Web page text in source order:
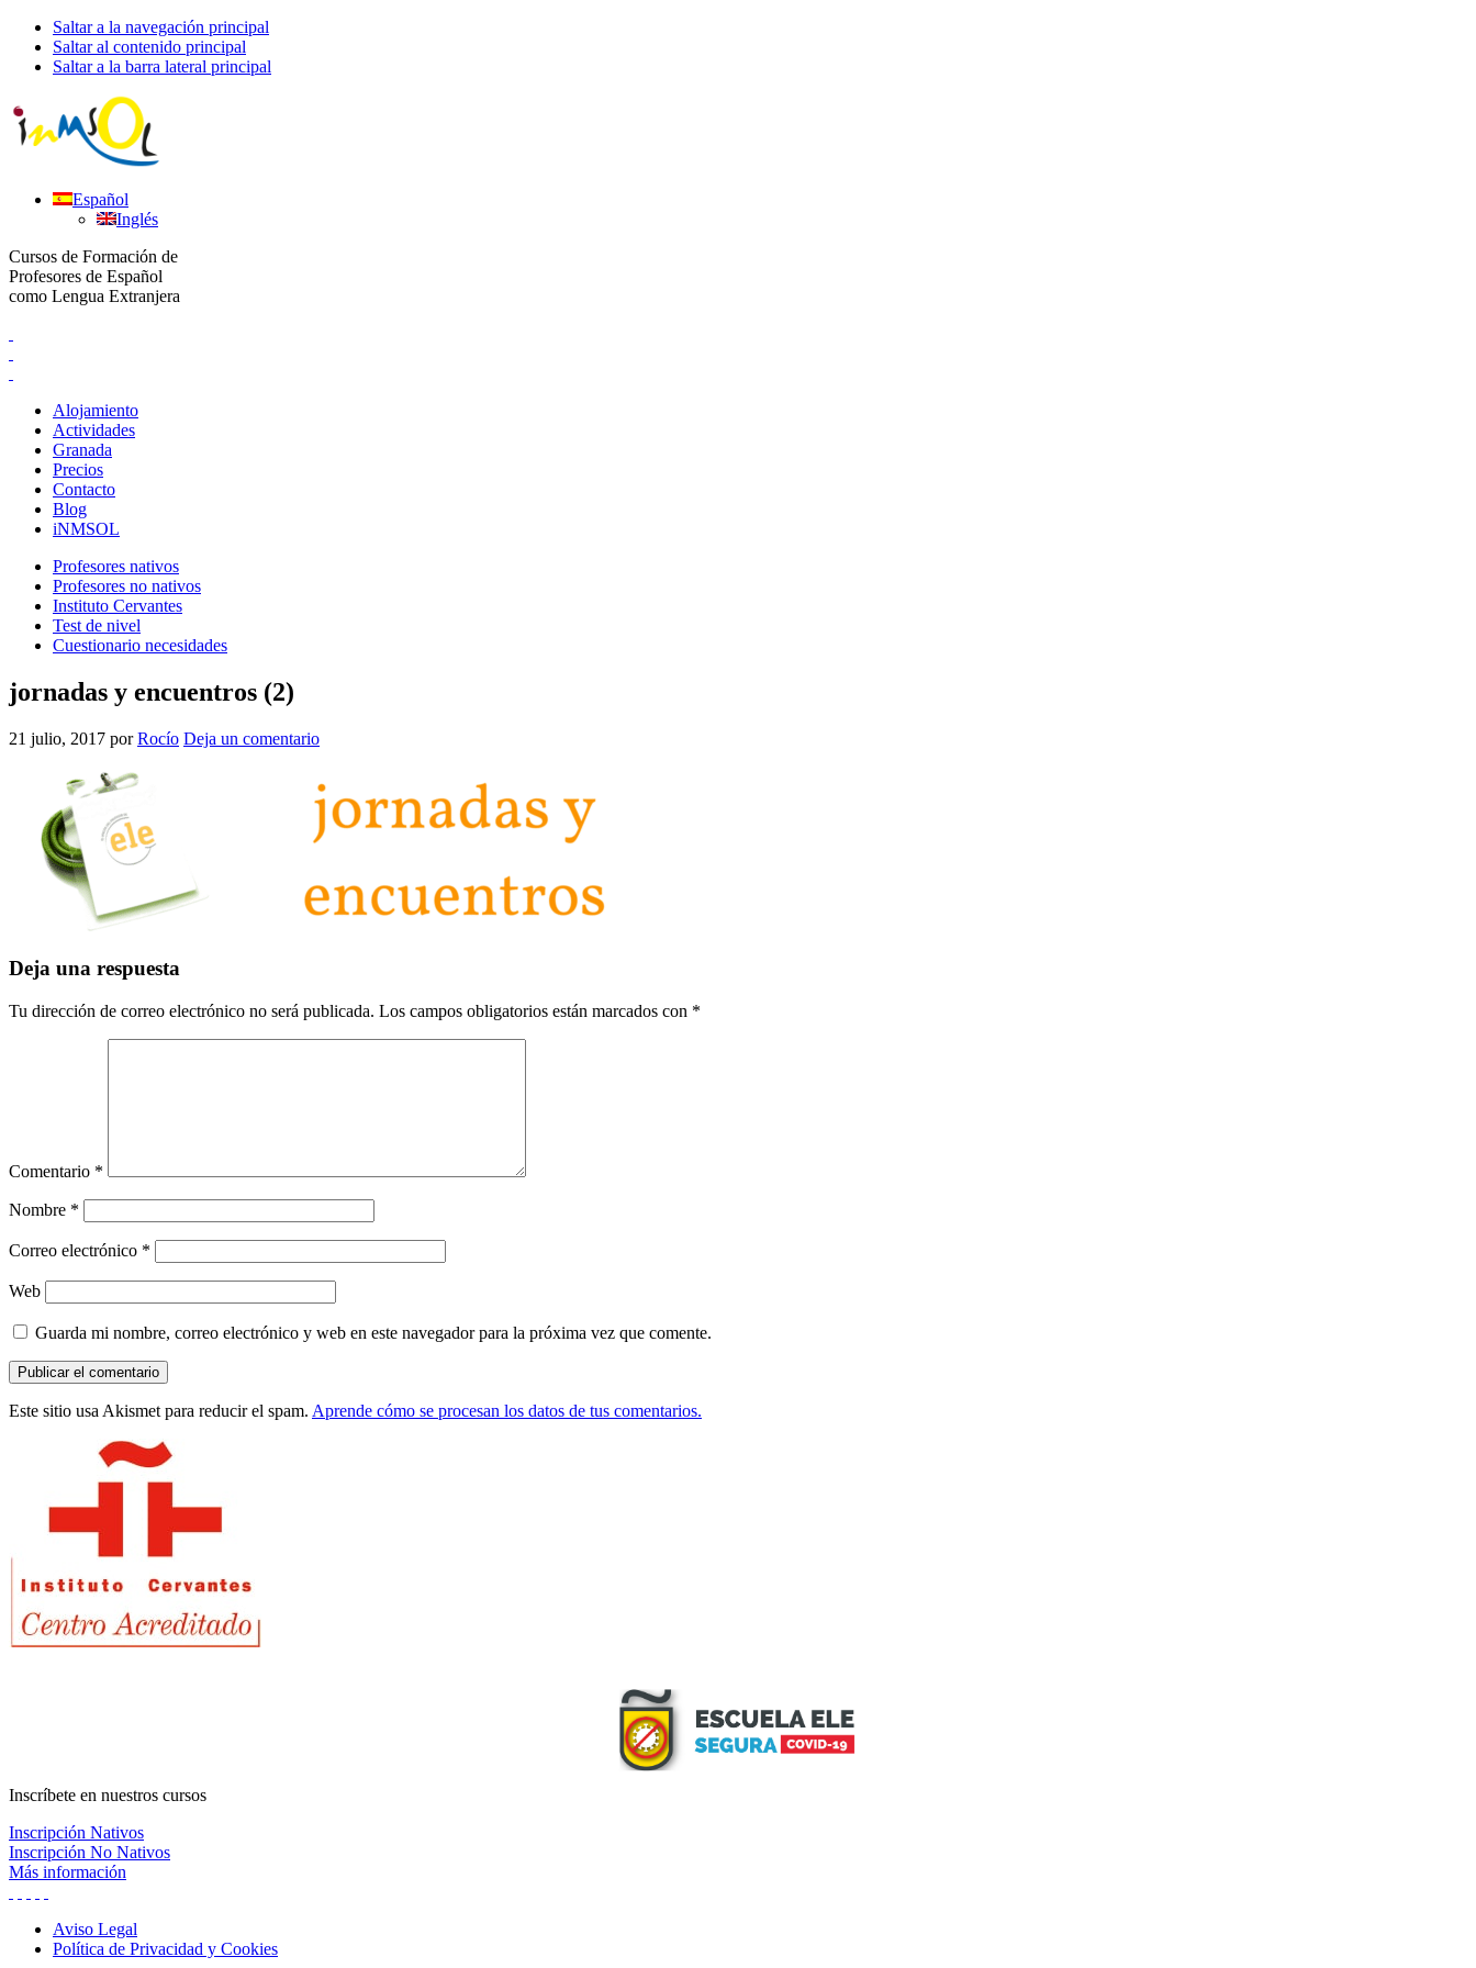
Saltar a la navegación principal
Saltar al contenido principal
Saltar a la barra lateral principal
Español
Inglés
Cursos de Formación de
Profesores de Español
como Lengua Extranjera
Alojamiento
Actividades
Granada
Precios
Contacto
Blog
iNMSOL
Profesores nativos
Profesores no nativos
Instituto Cervantes
Test de nivel
Cuestionario necesidades
jornadas y encuentros (2)
21 julio, 2017 porRocío Deja un comentario
Interacciones
los
Deja una respuesta
Tu dirección de correo electrónico no será publicada. Los campos obligatorios están marcados con *
Comentario *
Nombre *
Correo electrónico *
Web
Guarda mi nombre, correo electrónico y web en este navegador para la próxima vez que comente.
Este sitio usa Akismet para reducir el spam. Aprende cómo se procesan los datos de tus comentarios.
principal
Inscríbete en nuestros cursos
Inscripción Nativos
Inscripción No Nativos
Más información
Aviso Legal
Política de Privacidad y Cookies